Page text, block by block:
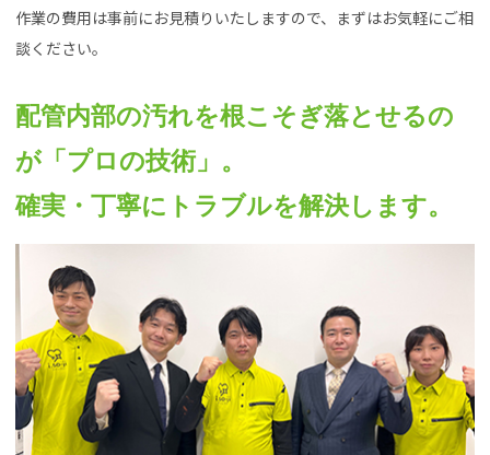
作業の費用は事前にお見積りいたしますので、まずはお気軽にご相
談ください。
配管内部の汚れを根こそぎ落とせるの
が「プロの技術」。
確実・丁寧にトラブルを解決します。